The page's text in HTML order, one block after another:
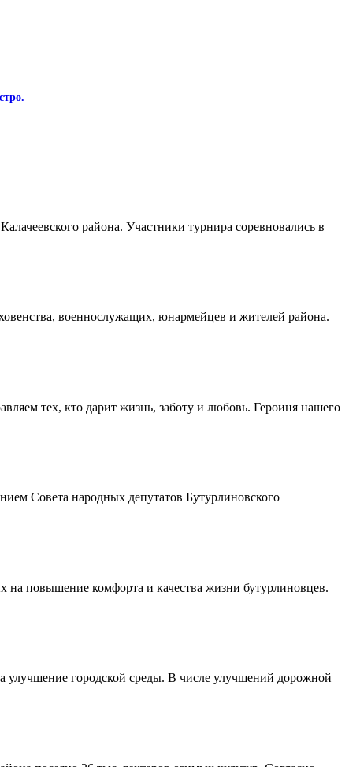
района. Участники турнира соревновались в
военнослужащих, юнармейцев и жителей района.
тех, кто дарит жизнь, заботу и любовь. Героиня нашего
Совета народных депутатов Бутурлиновского
на повышение комфорта и качества жизни бутурлиновцев.
улучшение городской среды. В числе улучшений дорожной